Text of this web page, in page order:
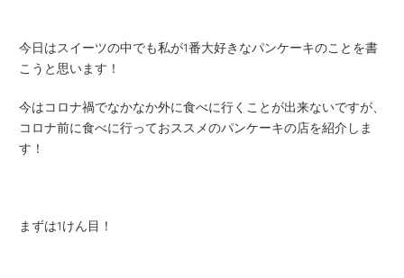
今日はスイーツの中でも私が1番大好きなパンケーキのことを書
こうと思います！
今はコロナ禍でなかなか外に食べに行くことが出来ないですが、
コロナ前に食べに行っておススメのパンケーキの店を紹介しま
す！
まずは1けん目！